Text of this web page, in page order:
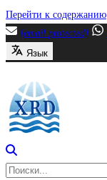
Перейти к содержанию
[email protected]
Язык